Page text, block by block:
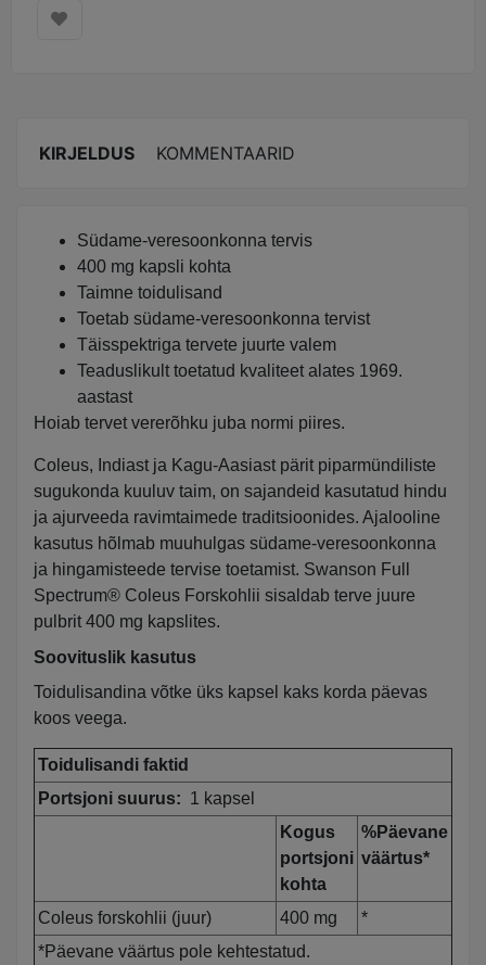
KIRJELDUS KOMMENTAARID
Südame-veresoonkonna tervis
400 mg kapsli kohta
Taimne toidulisand
Toetab südame-veresoonkonna tervist
Täisspektriga tervete juurte valem
Teaduslikult toetatud kvaliteet alates 1969.
aastast
Hoiab tervet vererõhku juba normi piires.
Coleus, Indiast ja Kagu-Aasiast pärit piparmündiliste
sugukonda kuuluv taim, on sajandeid kasutatud hindu
ja ajurveeda ravimtaimede traditsioonides. Ajalooline
kasutus hõlmab muuhulgas südame-veresoonkonna
ja hingamisteede tervise toetamist. Swanson Full
Spectrum® Coleus Forskohlii sisaldab terve juure
pulbrit 400 mg kapslites.
Soovituslik kasutus
Toidulisandina võtke üks kapsel kaks korda päevas
koos veega.
Toidulisandi faktid
Portsjoni suurus: 1 kapsel
Kogus
portsjoni
kohta
%Päevane
väärtus*
Coleus forskohlii (juur) 400 mg
*
*Päevane väärtus pole kehtestatud.